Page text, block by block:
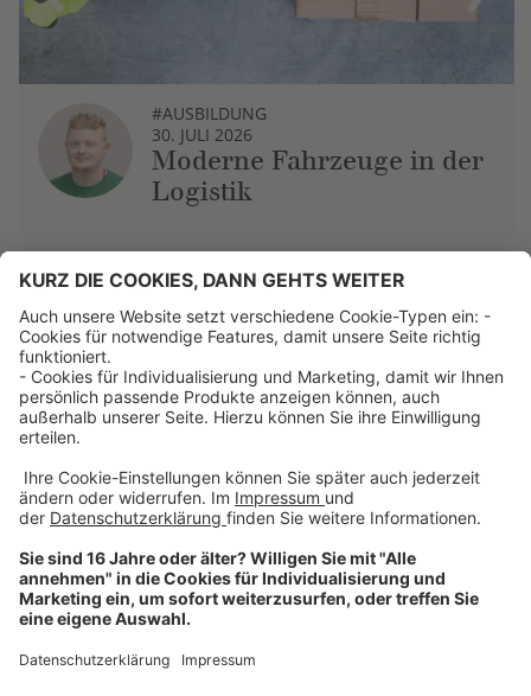
#AUSBILDUNG
30. JULI 2026
Moderne Fahrzeuge in der
Logistik
Über uns
Dehner Unternehmen
Jobs bei Dehner